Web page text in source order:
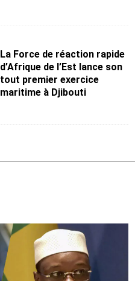
La Force de réaction rapide
d’Afrique de l’Est lance son
tout premier exercice
maritime à Djibouti